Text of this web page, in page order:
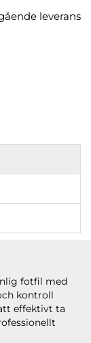
leverans
fotfil med
kontroll
effektivt ta